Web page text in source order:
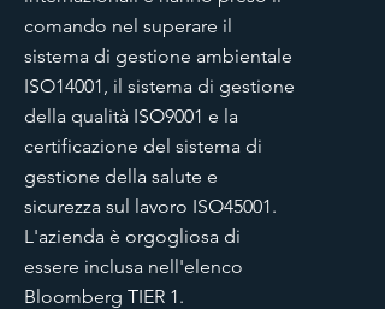
comando nel superare il
sistema di gestione ambientale
ISO14001, il sistema di gestione
della qualità ISO9001 e la
certificazione del sistema di
gestione della salute e
sicurezza sul lavoro ISO45001.
L'azienda è orgogliosa di
essere inclusa nell'elenco
Bloomberg TIER 1.